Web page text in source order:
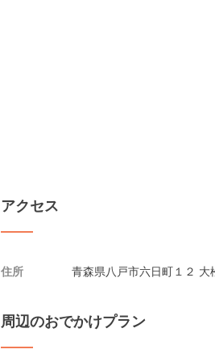
アクセス
住所 青森県八戸市六日町１２ 大
周辺のおでかけプラン